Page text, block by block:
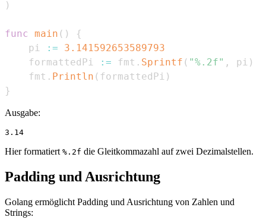
)
func main ( )
{
    pi
:=
3.141592653589793
    formattedPi
:= fmt . Sprintf ( "%.2f" , pi )
    fmt
. Println ( formattedPi )
}
Ausgabe:
Hier formatiert %.2f die Gleitkommazahl auf zwei Dezimalstellen.
Padding und Ausrichtung
Golang ermöglicht Padding und Ausrichtung von Zahlen und
Strings: